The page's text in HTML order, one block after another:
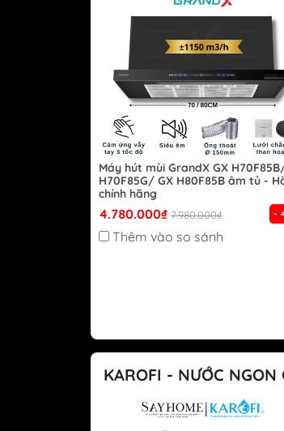
Máy hút mùi GrandX GX
H70F85G/ GX H80F85B âm tủ -
chính hãng
4.780.000₫ 7.980.000₫ -
Thêm vào so sánh
KAROFI - NƯỚC NGON